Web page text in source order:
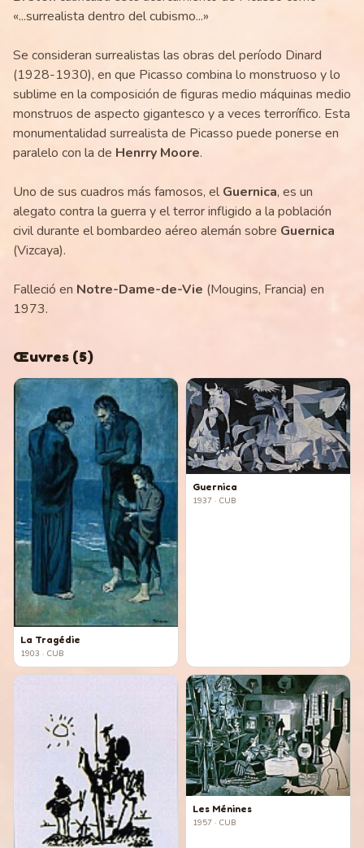
«...surrealista dentro del cubismo...»
Se consideran surrealistas las obras del período Dinard
(1928-1930), en que Picasso combina lo monstruoso y lo
sublime en la composición de figuras medio máquinas medio
monstruos de aspecto gigantesco y a veces terrorífico. Esta
monumentalidad surrealista de Picasso puede ponerse en
paralelo con la de Henrry Moore.
Uno de sus cuadros más famosos, elGuernica, es un
alegato contra la guerra y el terror infligido a la población
civil durante el bombardeo aéreo alemán sobre Guernica
(Vizcaya).
Falleció en Notre-Dame-de-Vie (Mougins, Francia) en
1973.
Œuvres (5)
La Tragédie
1903 · CUB
Guernica
1937 · CUB
Les Ménines
1957 · CUB